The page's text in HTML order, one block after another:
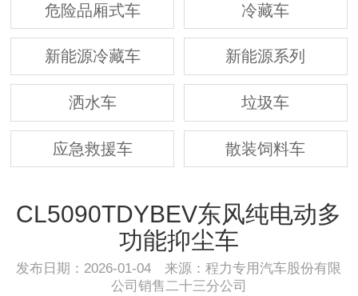
危险品厢式车 冷藏车
新能源冷藏车 新能源系列
洒水车 垃圾车
应急救援车 散装饲料车
CL5090TDYBEV东风纯电动多
功能抑尘车
发布日期：2026-01-04 来源：程力专用汽车股份有限
公司销售二十三分公司